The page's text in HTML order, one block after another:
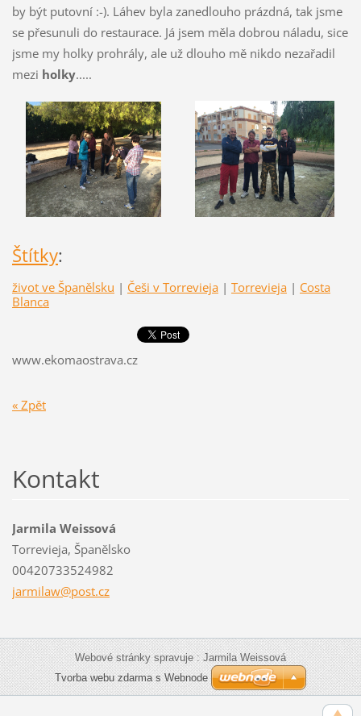
by být putovní :-). Láhev byla zanedlouho prázdná, tak jsme
se přesunuli do restaurace. Já jsem měla dobrou náladu, sice
jsme my holky prohrály, ale už dlouho mě nikdo nezařadil
mezi holky.....
Štítky:
život ve Španělsku | Češi v Torrevieja | Torrevieja | Costa
Blanca
www.ekomaostrava.cz
« Zpět
Kontakt
Jarmila Weissová
Torrevieja, Španělsko
00420733524982
jarmilaw@post.cz
Webové stránky spravuje : Jarmila Weissová
Tvorba webu zdarma s Webnode